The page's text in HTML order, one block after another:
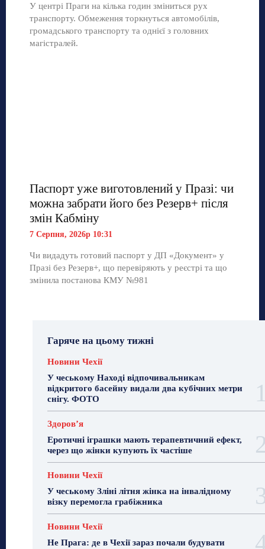
У центрі Праги на кілька годин зміниться рух
транспорту. Обмеження торкнуться автомобілів,
громадського транспорту та однієї з головних
магістралей.
Паспорт уже виготовлений у Празі: чи
можна забрати його без Резерв+ після
змін Кабміну
7 Серпня, 2026р 10:31
Чи видадуть готовий паспорт у ДП «Документ» у
Празі без Резерв+, що перевіряють у реєстрі та що
змінила постанова КМУ №981
Гаряче на цьому тижні
Новини Чехії
У чеському Наході відпочивальникам
відкритого басейну видали два кубічних метри
снігу. ФОТО
Здоровʼя
Еротичні іграшки мають терапевтичний ефект,
через що жінки купують їх частіше
Новини Чехії
У чеському Зліні літня жінка на інвалідному
візку перемогла грабіжника
Новини Чехії
Не Прага: де в Чехії зараз почали будувати